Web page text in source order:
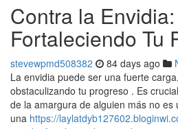
Contra la Envidia:
Fortaleciendo Tu
stevewpmd508382 84 days ago
La envidia puede ser una fuerte
obstaculizando tu progreso . Es
de la amargura de alguien más no es
una https://